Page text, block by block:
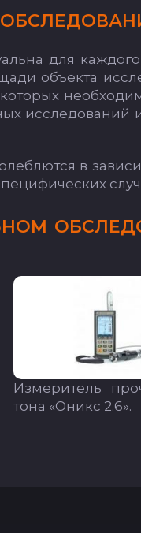
для
объ­ек­та
ис­сле­до­ва­ний
в
Из­ме­ри­тель
то­на «Оникс 2.6».